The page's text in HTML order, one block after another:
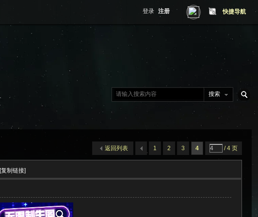
快捷导航
登录 注册
搜索
索
1 2 3 4 / 4 页
返回列表
[复制链接]